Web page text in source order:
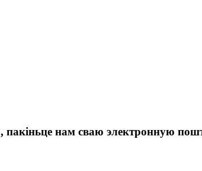
нам сваю электронную